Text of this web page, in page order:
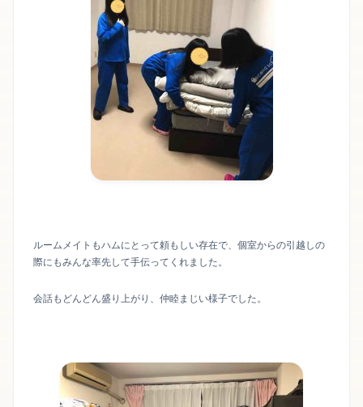
ルームメイトもハムにとって頼もしい存在で、個室からの引越しの
際にもみんな率先して手伝ってくれました。
会話もどんどん盛り上がり、仲睦まじい様子でした。